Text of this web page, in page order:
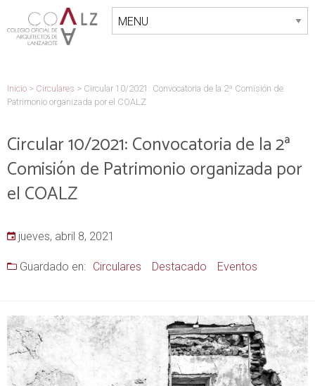
Inicio > Circulares > Circular 10/2021: Convocatoria de la 2ª Comisión de
Patrimonio organizada por el COALZ
Circular 10/2021: Convocatoria de la 2ª
Comisión de Patrimonio organizada por
el COALZ
jueves, abril 8, 2021
Guardado en: Circulares Destacado Eventos